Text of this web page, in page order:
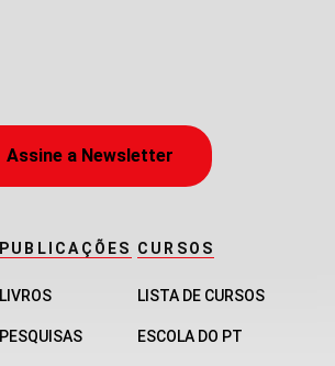
Assine a Newsletter
PUBLICAÇÕES
LIVROS
PESQUISAS
CURSOS
LISTA DE CURSOS
ESCOLA DO PT